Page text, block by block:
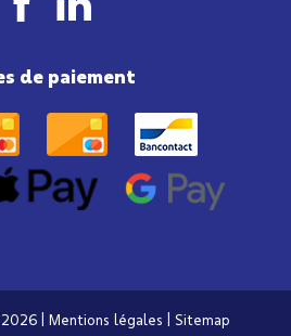
de paiement
| Mentions légales Sitemap